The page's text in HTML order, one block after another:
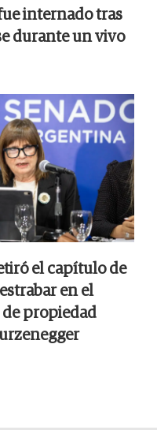
internado tras
durante un vivo
el capítulo de
en el
de propiedad